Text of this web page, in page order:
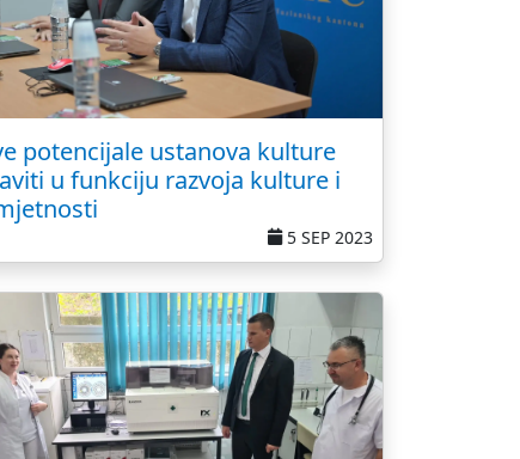
potencijale ustanova kulture
u funkciju razvoja kulture i
5 SEP 2023